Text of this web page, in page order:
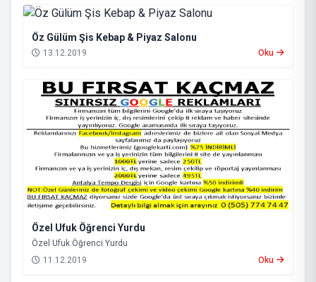
Öz Gülüm Şis Kebap & Piyaz Salonu
13.12.2019 Oku
Özel Ufuk Öğrenci Yurdu
Özel Ufuk Öğrenci Yurdu
11.12.2019
Oku